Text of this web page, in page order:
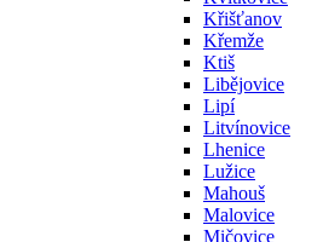
Křišťanov
Křemže
Ktiš
Libějovice
Lipí
Litvínovice
Lhenice
Lužice
Mahouš
Malovice
Mičovice